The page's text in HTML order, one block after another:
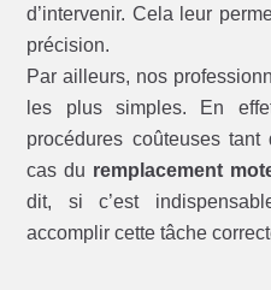
d’intervenir. Cela leur
précision.
Par ailleurs, nos
les plus simples. En
procédures coûteuses tant
cas du remplacement
dit, si c’est
accomplir cette tâche